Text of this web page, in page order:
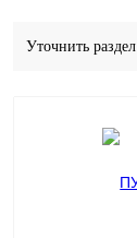
Уточнить раздел